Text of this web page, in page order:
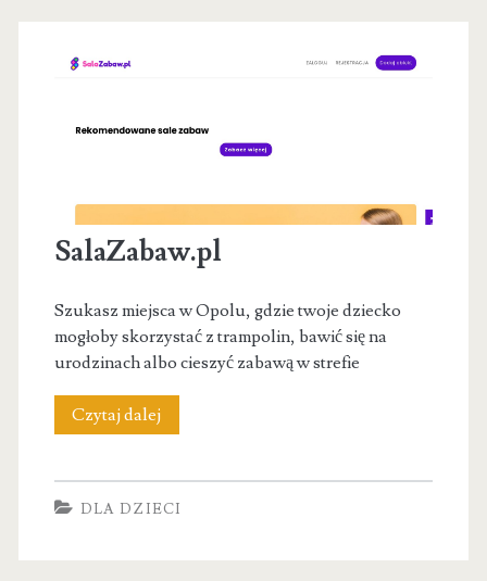
SalaZabaw.pl
Szukasz miejsca w Opolu, gdzie twoje dziecko
mogłoby skorzystać z trampolin, bawić się na
urodzinach albo cieszyć zabawą w strefie
Czytaj dalejSalaZabaw.pl
DLA DZIECI